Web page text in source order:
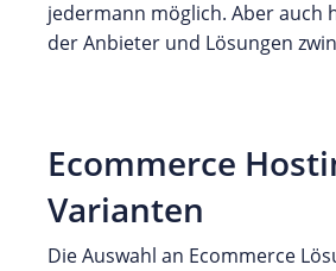
jedermann möglich. Aber auch
der Anbieter und Lösungen
Ecommerce
Varianten
Die Auswahl an Ecommerce